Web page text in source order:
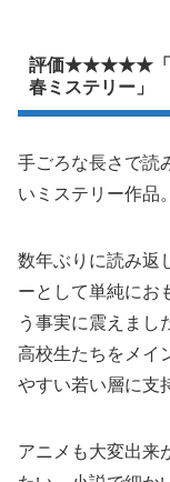
評価★★★★★「老
春ミステリー」
手ごろな長さで読
いミステリー作品
数年ぶりに読み返
ーとして単純にお
う事実に震えまし
高校生たちをメイ
やすい若い層に支
アニメも大変出来